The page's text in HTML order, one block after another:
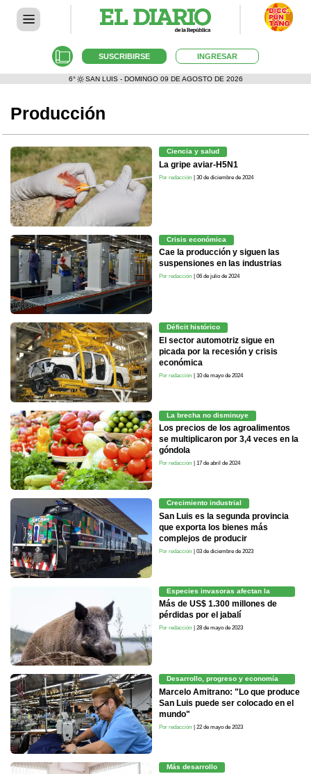
SUSCRIBIRSE INGRESAR
6° SAN LUIS - DOMINGO 09 DE AGOSTO DE 2026
Producción
Ciencia y salud
La gripe aviar-H5N1
Por redacción | 30 de diciembre de 2024
Crisis económica
Cae la producción y siguen las
suspensiones en las industrias
Por redacción | 06 de julio de 2024
Déficit histórico
El sector automotriz sigue en
picada por la recesión y crisis
económica
Por redacción | 10 de mayo de 2024
La brecha no disminuye
Los precios de los agroalimentos
se multiplicaron por 3,4 veces en la
góndola
Por redacción | 17 de abril de 2024
Crecimiento industrial
San Luis es la segunda provincia
que exporta los bienes más
complejos de producir
Por redacción | 03 de diciembre de 2023
Especies invasoras afectan la
producción
Más de US$ 1.300 millones de
pérdidas por el jabalí
Por redacción | 28 de mayo de 2023
Desarrollo, progreso y economía
equilibrada
Marcelo Amitrano: "Lo que produce
San Luis puede ser colocado en el
mundo"
Por redacción | 22 de mayo de 2023
Más desarrollo